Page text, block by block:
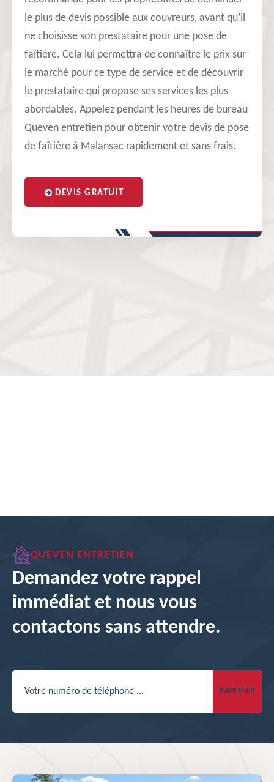
le plus de devis possible aux couvreurs, avant qu’il
ne choisisse son prestataire pour une pose de
faîtière. Cela lui permettra de connaître le prix sur
le marché pour ce type de service et de découvrir
le prestataire qui propose ses services les plus
abordables. Appelez pendant les heures de bureau
Queven entretien pour obtenir votre devis de pose
de faîtière à Malansac rapidement et sans frais.
DEVIS GRATUIT
QUEVEN ENTRETIEN
Demandez votre rappel
immédiat et nous vous
contactons sans attendre.